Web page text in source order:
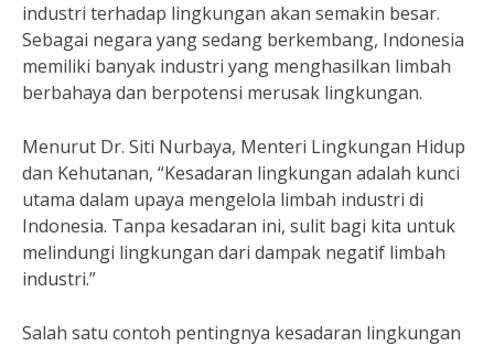
industri terhadap lingkungan akan semakin besar.
Sebagai negara yang sedang berkembang, Indonesia
memiliki banyak industri yang menghasilkan limbah
berbahaya dan berpotensi merusak lingkungan.
Menurut Dr. Siti Nurbaya, Menteri Lingkungan Hidup
dan Kehutanan, “Kesadaran lingkungan adalah kunci
utama dalam upaya mengelola limbah industri di
Indonesia. Tanpa kesadaran ini, sulit bagi kita untuk
melindungi lingkungan dari dampak negatif limbah
industri.”
Salah satu contoh pentingnya kesadaran lingkungan